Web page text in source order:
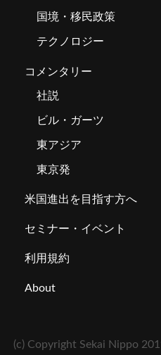
国境・移民政策
テクノロジー
コメンタリー
社説
ビル・ガーツ
東アジア
東京発
米国進出を目指す方へ
セミナー・イベント
利用規約
About
(c) Copyright Sekai Nippo